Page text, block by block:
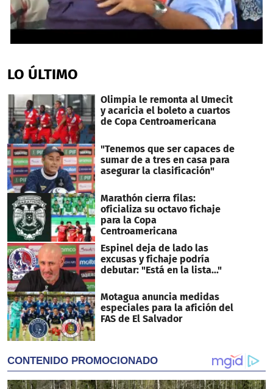
of
2
7
seconds
LO ÚLTIMO
Olimpia le remonta al Umecit
y acaricia el boleto a cuartos
de Copa Centroamericana
"Tenemos que ser capaces de
sumar de a tres en casa para
asegurar la clasificación"
Marathón cierra filas:
oficializa su octavo fichaje
para la Copa
Centroamericana
Espinel deja de lado las
excusas y fichaje podría
debutar: "Está en la lista..."
Motagua anuncia medidas
especiales para la afición del
FAS de El Salvador